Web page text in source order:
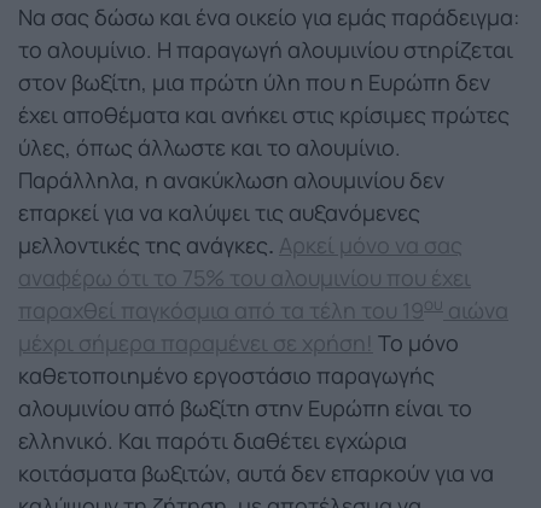
Να σας δώσω και ένα οικείο για εμάς παράδειγμα:
το αλουμίνιο. Η παραγωγή αλουμινίου στηρίζεται
στον βωξίτη, μια πρώτη ύλη που η Ευρώπη δεν
έχει αποθέματα και ανήκει στις κρίσιμες πρώτες
ύλες, όπως άλλωστε και το αλουμίνιο.
Παράλληλα, η ανακύκλωση αλουμινίου δεν
επαρκεί για να καλύψει τις αυξανόμενες
μελλοντικές της ανάγκες. Αρκεί μόνο να σας
αναφέρω ότι το 75% του αλουμινίου που έχει
παραχθεί παγκόσμια από τα τέλη του 19ου αιώνα
μέχρι σήμερα παραμένει σε χρήση! Το μόνο
καθετοποιημένο εργοστάσιο παραγωγής
αλουμινίου από βωξίτη στην Ευρώπη είναι το
ελληνικό. Και παρότι διαθέτει εγχώρια
κοιτάσματα βωξιτών, αυτά δεν επαρκούν για να